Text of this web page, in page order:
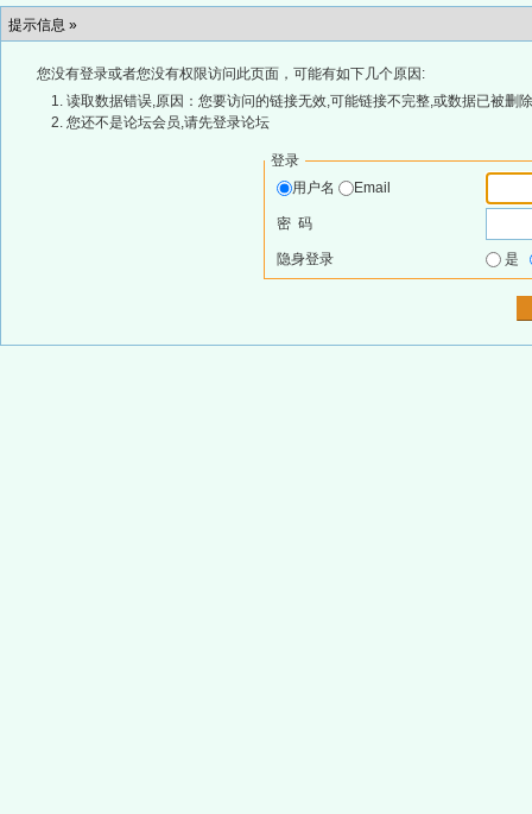
提示信息 »
您没有登录或者您没有权限访问此页面，可能有如下几个原因:
读取数据错误,原因：您要访问的链接无效,可能链接不完整,或数据已被删
您还不是论坛会员,请先登录论坛
登录
用户名
Email
密 码
隐身登录 是